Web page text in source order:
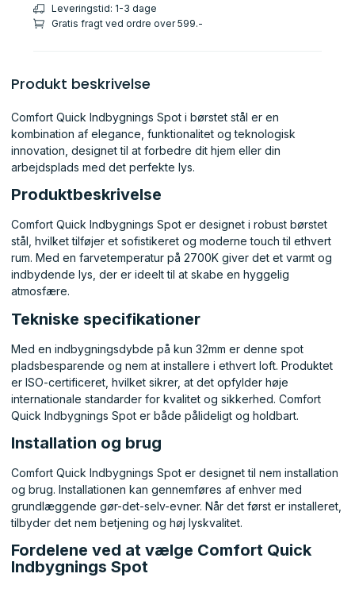
Leveringstid: 1-3 dage
Gratis fragt ved ordre over 599.-
Produkt beskrivelse
Comfort Quick Indbygnings Spot i børstet stål er en
kombination af elegance, funktionalitet og teknologisk
innovation, designet til at forbedre dit hjem eller din
arbejdsplads med det perfekte lys.
Produktbeskrivelse
Comfort Quick Indbygnings Spot er designet i robust børstet
stål, hvilket tilføjer et sofistikeret og moderne touch til ethvert
rum. Med en farvetemperatur på 2700K giver det et varmt og
indbydende lys, der er ideelt til at skabe en hyggelig
atmosfære.
Tekniske specifikationer
Med en indbygningsdybde på kun 32mm er denne spot
pladsbesparende og nem at installere i ethvert loft. Produktet
er ISO-certificeret, hvilket sikrer, at det opfylder høje
internationale standarder for kvalitet og sikkerhed. Comfort
Quick Indbygnings Spot er både pålideligt og holdbart.
Installation og brug
Comfort Quick Indbygnings Spot er designet til nem installation
og brug. Installationen kan gennemføres af enhver med
grundlæggende gør-det-selv-evner. Når det først er installeret,
tilbyder det nem betjening og høj lyskvalitet.
Fordelene ved at vælge Comfort Quick
Indbygnings Spot